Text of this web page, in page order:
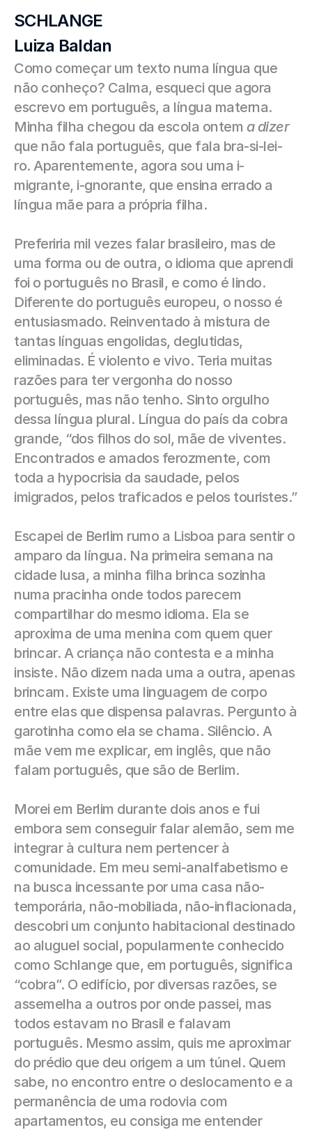
SCHLANGE
Luiza Baldan
Como começar um texto numa língua que
não conheço? Calma, esqueci que agora
escrevo em português, a língua materna.
Minha filha chegou da escola ontem a dizer
que não fala português, que fala bra-si-lei-
ro. Aparentemente, agora sou uma i-
migrante, i-gnorante, que ensina errado a
língua mãe para a própria filha.
Preferiria mil vezes falar brasileiro, mas de
uma forma ou de outra, o idioma que aprendi
foi o português no Brasil, e como é lindo.
Diferente do português europeu, o nosso é
entusiasmado. Reinventado à mistura de
tantas línguas engolidas, deglutidas,
eliminadas. É violento e vivo. Teria muitas
razões para ter vergonha do nosso
português, mas não tenho. Sinto orgulho
dessa língua plural. Língua do país da cobra
grande, “dos filhos do sol, mãe de viventes.
Encontrados e amados ferozmente, com
toda a hypocrisia da saudade, pelos
imigrados, pelos traficados e pelos touristes.”
Escapei de Berlim rumo a Lisboa para sentir o
amparo da língua. Na primeira semana na
cidade lusa, a minha filha brinca sozinha
numa pracinha onde todos parecem
compartilhar do mesmo idioma. Ela se
aproxima de uma menina com quem quer
brincar. A criança não contesta e a minha
insiste. Não dizem nada uma a outra, apenas
brincam. Existe uma linguagem de corpo
entre elas que dispensa palavras. Pergunto à
garotinha como ela se chama. Silêncio. A
mãe vem me explicar, em inglês, que não
falam português, que são de Berlim.
Morei em Berlim durante dois anos e fui
embora sem conseguir falar alemão, sem me
integrar à cultura nem pertencer à
comunidade. Em meu semi-analfabetismo e
na busca incessante por uma casa não-
temporária, não-mobiliada, não-inflacionada,
descobri um conjunto habitacional destinado
ao aluguel social, popularmente conhecido
como Schlange que, em português, significa
“cobra”. O edifício, por diversas razões, se
assemelha a outros por onde passei, mas
todos estavam no Brasil e falavam
português. Mesmo assim, quis me aproximar
do prédio que deu origem a um túnel. Quem
sabe, no encontro entre o deslocamento e a
permanência de uma rodovia com
apartamentos, eu consiga me entender